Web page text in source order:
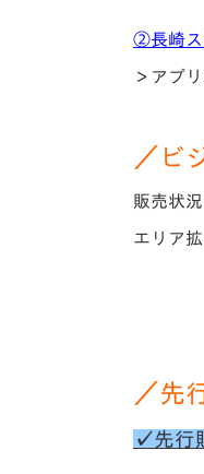
②長崎ス
＞アプ
／ビ
販売状
エリア
／先
✓先行